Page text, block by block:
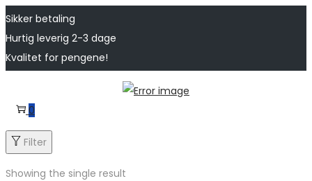
Sikker betaling
Hurtig leverig 2-3 dage
Kvalitet for pengene!
to
navigation
to
content
0
Filter
Showing the single result